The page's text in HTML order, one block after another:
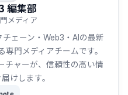
編集部
メディア
ェーン・Web3・AIの最新
門メディアチームです。
チャーが、信頼性の高い情
けします。